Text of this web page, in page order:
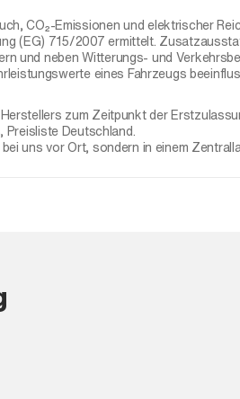
CO₂-Emissionen und elektrischer
(EG) 715/2007 ermittelt.
und neben Witterungs- und
eines Fahrzeugs
zum Zeitpunkt der
Preisliste Deutschland.
uns vor Ort, sondern in einem